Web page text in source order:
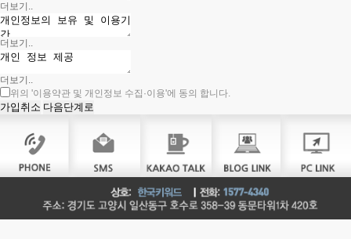
더보기..
더보기..
더보기..
위의 '이용약관 및 개인정보 수집·이용'에 동의 합니다.